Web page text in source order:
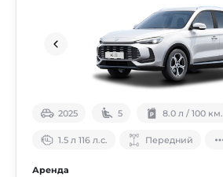
2025 5 8.0 л / 100 км.
1.5 л 116 л.с. Передний
Аренда